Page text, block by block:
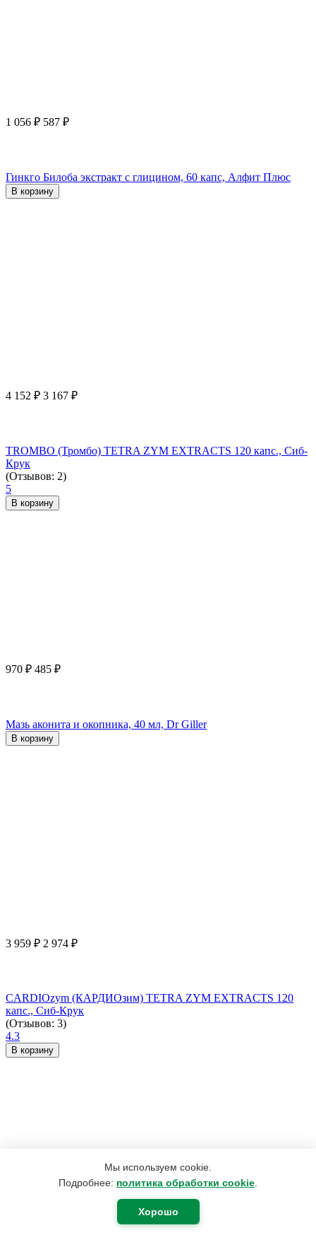
Мы используем cookie.
Подробнее: политика обработки cookie
Хорошо
1 056 ₽ 587 ₽
Гинкго Билоба экстракт с глицином, 60 капс, Алфит Плюс
В корзину
4 152 ₽ 3 167 ₽
TROMBO (Тромбо) TETRA ZYM EXTRACTS 120 капс., Сиб-
Крук
(Отзывов: 2)
5
В корзину
970 ₽ 485 ₽
Мазь аконита и окопника, 40 мл, Dr Giller
В корзину
3 959 ₽ 2 974 ₽
CARDIOzym (КАРДИОзим) TETRA ZYM EXTRACTS 120
капс., Сиб-Крук
(Отзывов: 3)
4.3
В корзину